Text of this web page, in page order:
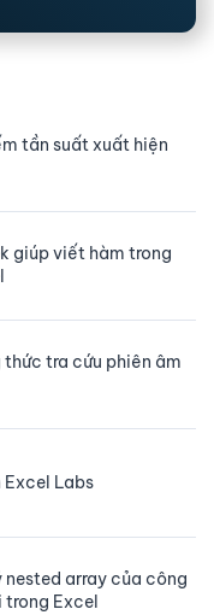
tần suất xuất hiện
giúp viết hàm trong
tra cứu phiên âm
Labs
nested array của công
Excel